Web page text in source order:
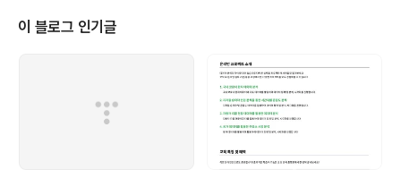
운 인생을 보내지 못하고 있다. 결단을 내려야 한다!
이 블로그 인기글